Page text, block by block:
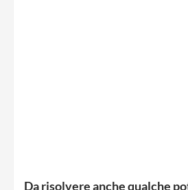
Da risolvere anche qualche